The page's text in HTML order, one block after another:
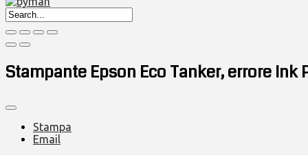
Stampante Epson Eco Tanker, errore Ink
Stampa
Email